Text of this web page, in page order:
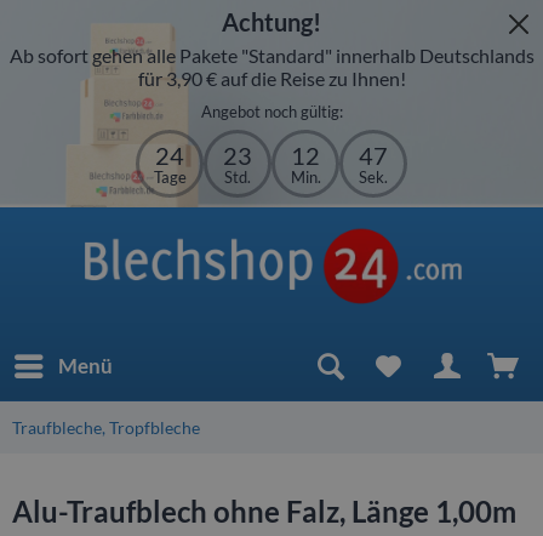
Achtung!
Ab sofort gehen alle Pakete "Standard" innerhalb Deutschlands
für 3,90 € auf die Reise zu Ihnen!
Angebot noch gültig:
24
Tage
23
Std.
12
Min.
46
Sek.
Menü
Traufbleche, Tropfbleche
Alu-Traufblech ohne Falz, Länge 1,00m